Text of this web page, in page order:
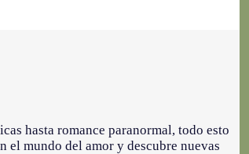
hasta romance paranormal, todo esto
el mundo del amor y descubre nuevas